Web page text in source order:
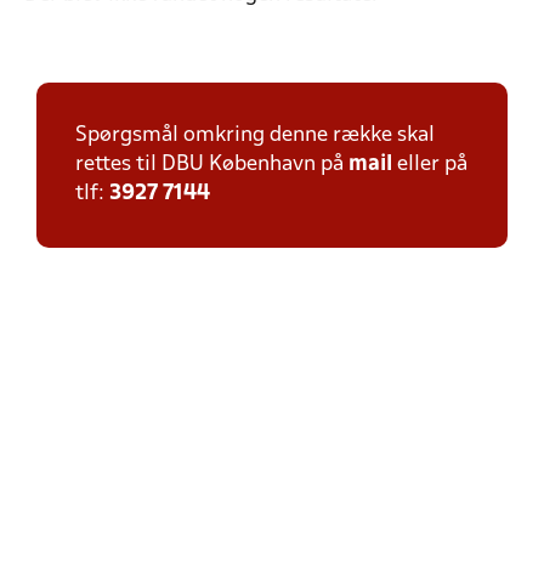
Spørgsmål omkring denne række skal
rettes til DBU København på mail eller på
tlf: 3927 7144